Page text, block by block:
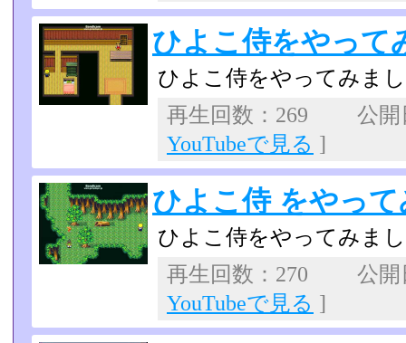
ひよこ侍をやっ
ひよこ侍をやってみま
再生回数：269 公
YouTubeで見る ]
ひよこ侍 をやっ
ひよこ侍をやってみま
再生回数：270 公
YouTubeで見る ]